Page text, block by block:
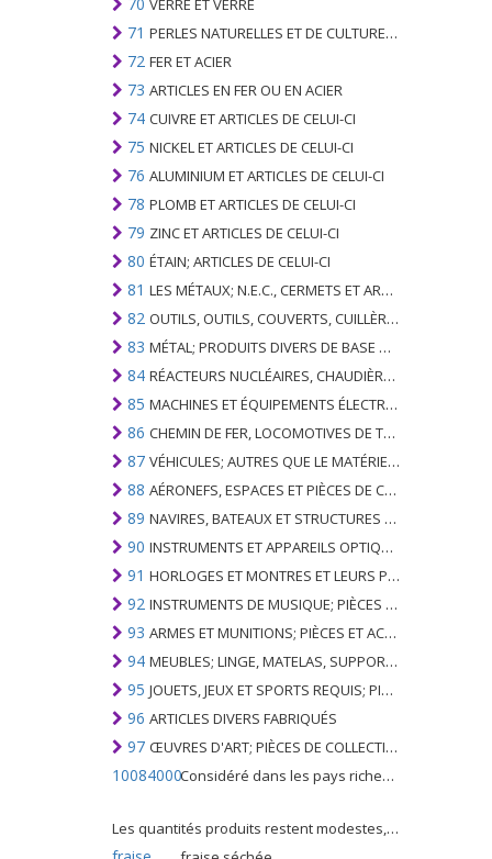
VERRE ET VERRE
71 PERLES NATURELLES ET DE CULTURE; PIERRES PRÉCIEUSES, SEMI-PRÉCIEUSES; MÉTAUX PRÉCIEUX, PLAQUÉS OU DOUBLÉS DE MÉTAUX PRÉCIEUX ET OUVRAGES EN CES MATIÈRES; IMITATION BIJOUTERIE; PIÈCE DE MONNAIE
72 FER ET ACIER
73 ARTICLES EN FER OU EN ACIER
74 CUIVRE ET ARTICLES DE CELUI-CI
75 NICKEL ET ARTICLES DE CELUI-CI
76 ALUMINIUM ET ARTICLES DE CELUI-CI
78 PLOMB ET ARTICLES DE CELUI-CI
79 ZINC ET ARTICLES DE CELUI-CI
80 ÉTAIN; ARTICLES DE CELUI-CI
81 LES MÉTAUX; N.E.C., CERMETS ET ARTICLES DE CELUI-CI
82 OUTILS, OUTILS, COUVERTS, CUILLÈRES ET FOURCHES DE MÉTAUX DE BASE; PARTIES DE CELLES-CI, EN METAL DE BASE
83 MÉTAL; PRODUITS DIVERS DE BASE METAL
84 RÉACTEURS NUCLÉAIRES, CHAUDIÈRES, MACHINES ET APPAREILS MÉCANIQUES; PARTIES DE CELLES-CI
85 MACHINES ET ÉQUIPEMENTS ÉLECTRIQUES ET LEURS PARTIES; ENREGISTREURS ET REPRODUCTEURS SONORES; APPAREILS D'ENREGISTREMENT OU DE REPRODUCTION DES IMAGES ET DU SON EN TÉLÉVISION, PIÈCES ET ACCESSOIRES DE TELS ARTICLES
86 CHEMIN DE FER, LOCOMOTIVES DE TRAMWAY, MATÉRIEL ROULANT ET LEURS PARTIES; RACCORDS DE CHEMIN DE FER OU DE TRAMWAY ET RACCORDS ET PIÈCES DE CELLES-CI; ÉQUIPEMENT DE SIGNALISATION DE TRAFIC MÉCANIQUE (Y COMPRIS ÉLECTRO-MÉCANIQUE) DE TOUS TYPES
87 VÉHICULES; AUTRES QUE LE MATÉRIEL ROULANT DE CHEMIN DE FER OU DE TRAMWAY, ET LEURS PIÈCES ET ACCESSOIRES
88 AÉRONEFS, ESPACES ET PIÈCES DE CELUI-CI
89 NAVIRES, BATEAUX ET STRUCTURES FLOTTANTES
90 INSTRUMENTS ET APPAREILS OPTIQUES, PHOTOGRAPHIQUES, CINÉMATOGRAPHIQUES, DE MESURE, DE CONTRÔLE, DE MÉDECINE OU DE CHIRURGIE; PIÈCES ET ACCESSOIRES
91 HORLOGES ET MONTRES ET LEURS PARTIES
92 INSTRUMENTS DE MUSIQUE; PIÈCES ET ACCESSOIRES DE TELS ARTICLES
93 ARMES ET MUNITIONS; PIÈCES ET ACCESSOIRES DE CELLES-CI
94 MEUBLES; LINGE, MATELAS, SUPPORTS DE MATELAS, COUSSINS ET AMEUBLEMENT SIMILAIRE FARCI; LAMPES ET RACCORDS D'ÉCLAIRAGE, N.E.C .; SIGNES LUMINEUSES, PLAQUES DE NOMS LUMINEUSES ET SIMILAIRES; BÂTIMENTS PRÉFABRIQUÉS
95 JOUETS, JEUX ET SPORTS REQUIS; PIÈCES ET ACCESSOIRES DE CELLES-CI
96 ARTICLES DIVERS FABRIQUÉS
97 ŒUVRES D'ART; PIÈCES DE COLLECTION ET ANTIQUITÉS
10084000Considéré dans les pays riches comme une "céréale mineure", le fonio blanc est une graminée de la famille des poaceae cultivée pour ses graines dans certaines régions d'Afrique.
Les quantités produits restent modestes, mais cette plante présente malgré tout de nombreuses qualités. Elle est utilisé dans l'alimentation humaine et entre dans la préparation de nombreuses recettes traditionnelles africaines comme le couscous, la bouillie, les boulettes, les beignets et même le pain.